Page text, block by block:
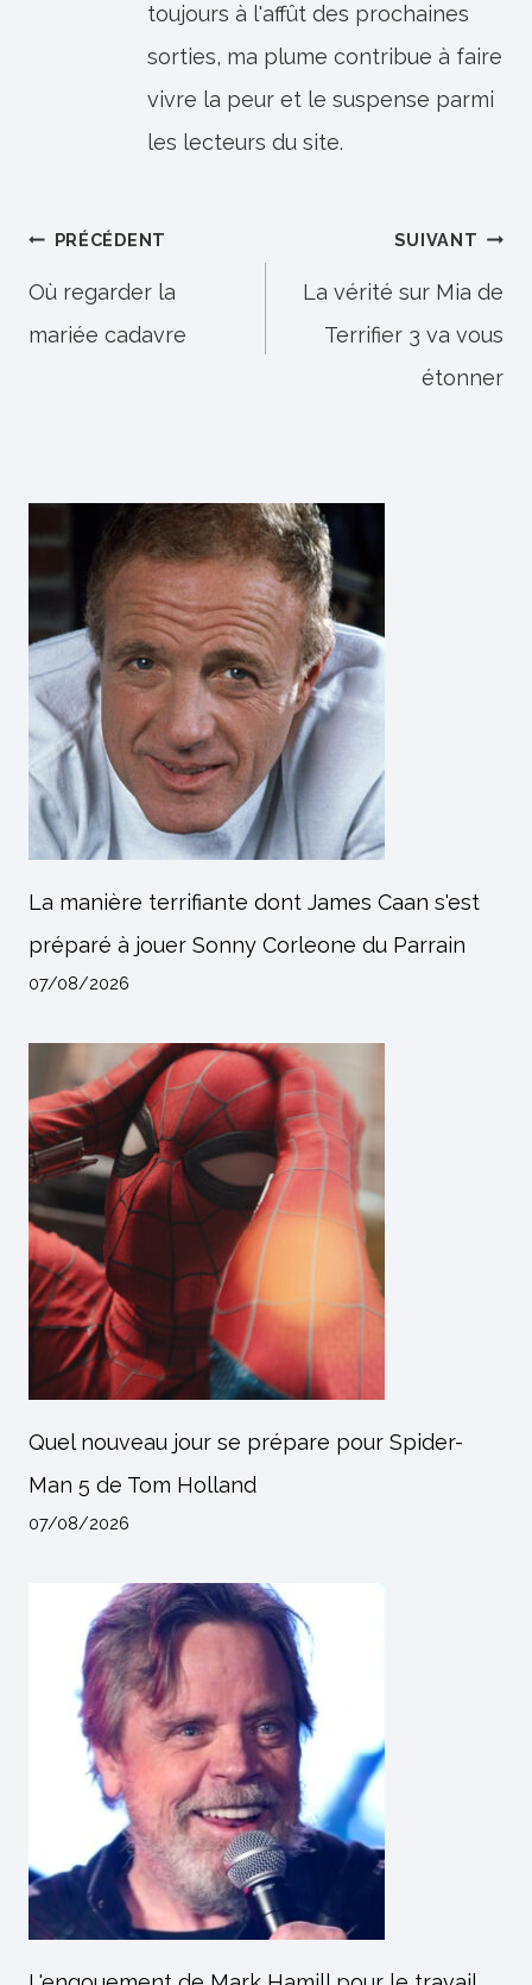
toujours à l'affût des prochaines
sorties, ma plume contribue à faire
vivre la peur et le suspense parmi
les lecteurs du site.
Navigation
de
l’article
PRÉCÉDENT
Où regarder la
mariée cadavre
SUIVANT
La vérité sur Mia de
Terrifier 3 va vous
étonner
La manière terrifiante dont James Caan s'est
préparé à jouer Sonny Corleone du Parrain
07/08/2026
Quel nouveau jour se prépare pour Spider-
Man 5 de Tom Holland
07/08/2026